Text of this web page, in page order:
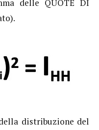
delle QUOTE DI
distribuzione del